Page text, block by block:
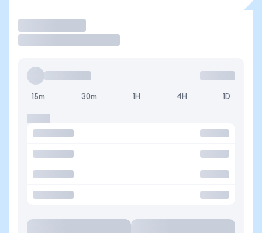
15m 30m 1H 4H 1D